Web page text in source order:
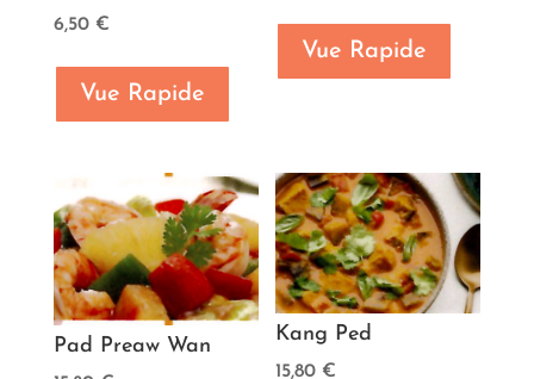
6,50 €
Vue Rapide
Vue Rapide
Pad Preaw Wan
Kang Ped
15,80 €